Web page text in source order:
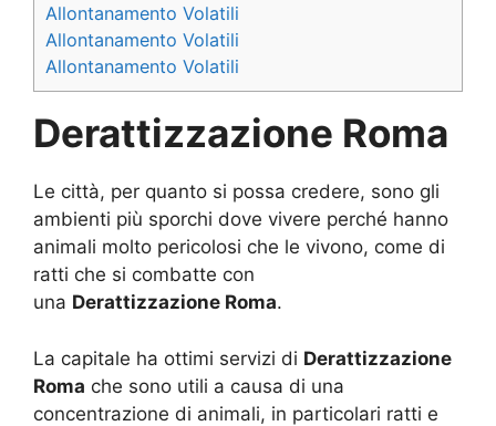
Allontanamento Volatili
Allontanamento Volatili
Allontanamento Volatili
Derattizzazione Roma
Le città, per quanto si possa credere, sono gli
ambienti più sporchi dove vivere perché hanno
animali molto pericolosi che le vivono, come di
ratti che si combatte con
una Derattizzazione Roma.
La capitale ha ottimi servizi di Derattizzazione
Roma che sono utili a causa di una
concentrazione di animali, in particolari ratti e